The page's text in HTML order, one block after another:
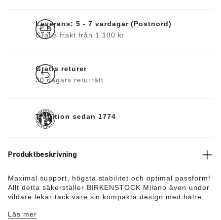
Leverans: 5 - 7 vardagar (Postnord)
Gratis frakt från 1.100 kr
Gratis returer
30 dagars returrätt
Tradition sedan 1774
Produktbeskrivning
Maximal support, högsta stabilitet och optimal passform!
Allt detta säkerställer BIRKENSTOCK Milano även under
vildare lekar tack vare sin kompakta design med hälrem.
syntetmaterialet Birko-Flor® i elegant nubuckdesign,
Läs mer